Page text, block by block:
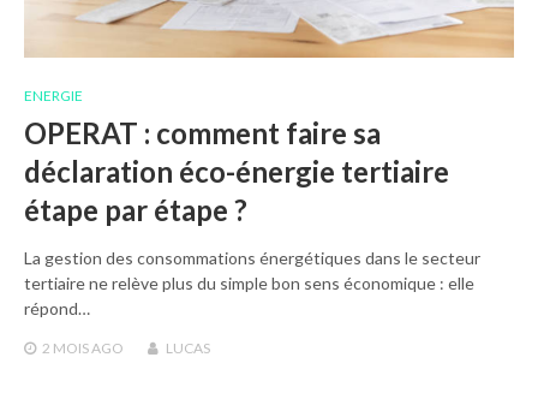
ENERGIE
OPERAT : comment faire sa
déclaration éco-énergie tertiaire
étape par étape ?
La gestion des consommations énergétiques dans le secteur
tertiaire ne relève plus du simple bon sens économique : elle
répond…
2 MOIS AGO LUCAS